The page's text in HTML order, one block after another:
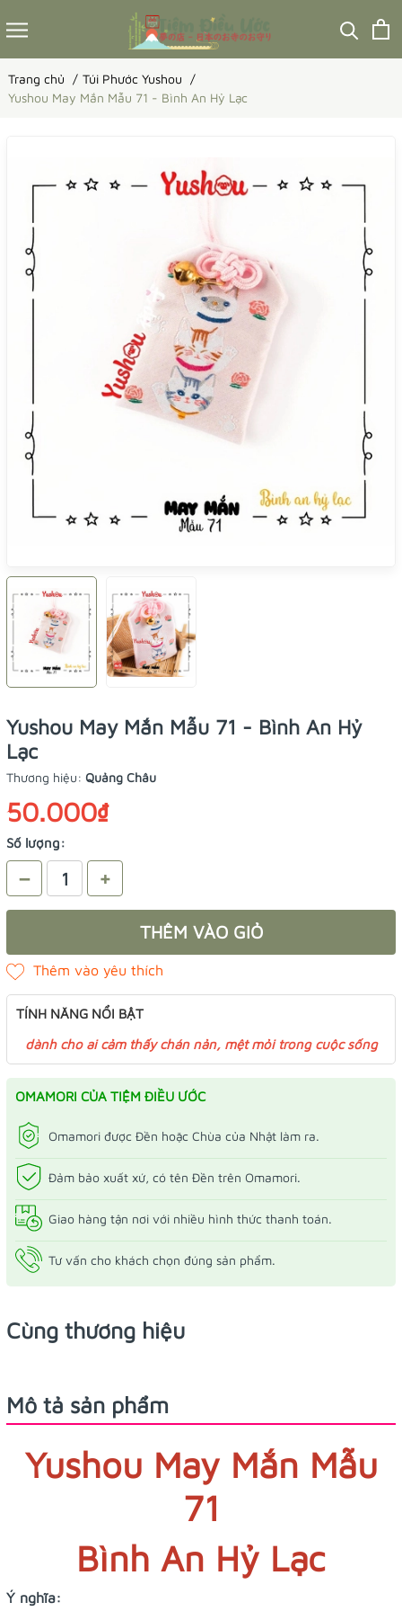
Trang chủ
Túi Phước Yushou
Yushou May Mắn Mẫu 71 - Bình An Hỷ Lạc
Yushou May Mắn Mẫu 71 - Bình An Hỷ
Lạc
Thương hiệu: Quảng Châu
50.000₫
Số lượng:
– +
THÊM VÀO GIỎ
TÍNH NĂNG NỔI BẬT
dành cho ai cảm thấy chán nản, mệt mỏi trong cuộc sống
OMAMORI CỦA TIỆM ĐIỀU ƯỚC
Omamori được Đền hoặc Chùa của Nhật làm ra.
Đảm bảo xuất xứ, có tên Đền trên Omamori.
Giao hàng tận nơi với nhiều hình thức thanh toán.
Tư vấn cho khách chọn đúng sản phẩm.
Cùng thương hiệu
Mô tả sản phẩm
Yushou May Mắn Mẫu
71
Bình An Hỷ Lạc
Ý nghĩa: